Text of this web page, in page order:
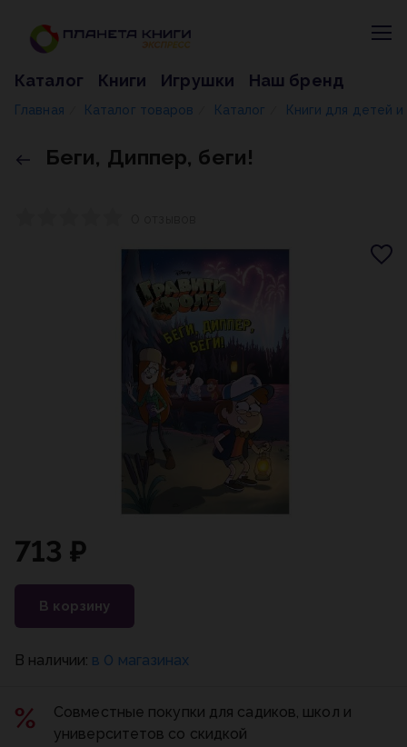
Каталог Книги Игрушки Наш бренд
Главная Каталог товаров Каталог Книги для детей
Беги, Диппер, беги!
713 ₽
В корзину
В наличии: в 0 магазинах
Совместные покупки для садиков, школ и
университетов со скидкой